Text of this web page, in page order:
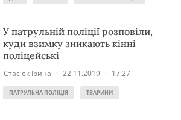
У патрульній поліції розповіли,
куди взимку зникають кінні
поліцейські
Стасюк Ірина · 22.11.2019 · 17:27
ПАТРУЛЬНА ПОЛІЦІЯ ТВАРИНИ